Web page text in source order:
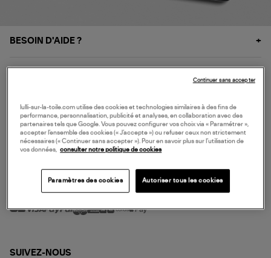
BESOIN D'AIDE ?
NOS SERVICES
SERVICE CLIENT
MODE DE PAIEMENT
SUIVEZ-NOUS
lulli-sur-la-toile.com utilise des cookies et technologies similaires à des fins de
performance, personnalisation, publicité et analyses, en collaboration avec des
partenaires tels que Google. Vous pouvez configurer vos choix via « Paramétrer »,
accepter l’ensemble des cookies (« J’accepte ») ou refuser ceux non strictement
nécessaires (« Continuer sans accepter »). Pour en savoir plus sur l’utilisation de
vos données,
consulter notre politique de cookies
Paramètres des cookies Autoriser tous les cookies
Continuer sans accepter